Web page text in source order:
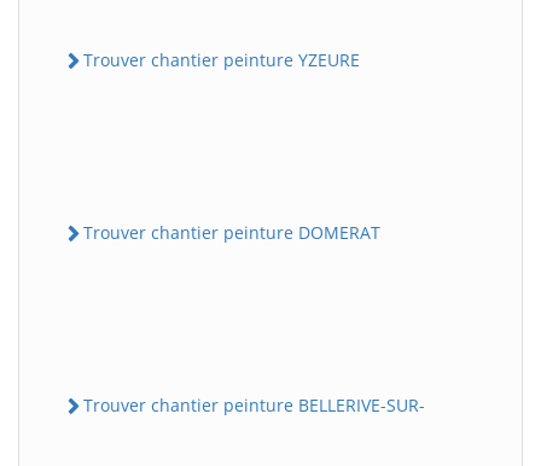
Trouver chantier peinture YZEURE
Trouver chantier peinture DOMERAT
Trouver chantier peinture BELLERIVE-SUR-